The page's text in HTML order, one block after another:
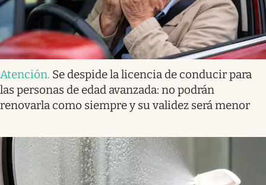
Atención. Se despide la licencia de conducir para
las personas de edad avanzada: no podrán
renovarla como siempre y su validez será menor